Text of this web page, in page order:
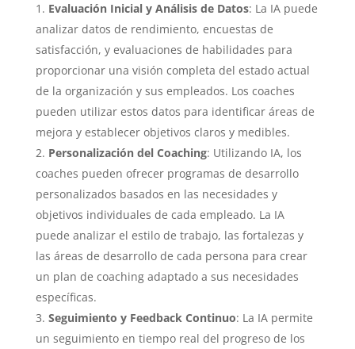
Evaluación Inicial y Análisis de Datos: La IA puede
analizar datos de rendimiento, encuestas de
satisfacción, y evaluaciones de habilidades para
proporcionar una visión completa del estado actual
de la organización y sus empleados. Los coaches
pueden utilizar estos datos para identificar áreas de
mejora y establecer objetivos claros y medibles.
Personalización del Coaching: Utilizando IA, los
coaches pueden ofrecer programas de desarrollo
personalizados basados en las necesidades y
objetivos individuales de cada empleado. La IA
puede analizar el estilo de trabajo, las fortalezas y
las áreas de desarrollo de cada persona para crear
un plan de coaching adaptado a sus necesidades
específicas.
Seguimiento y Feedback Continuo: La IA permite
un seguimiento en tiempo real del progreso de los